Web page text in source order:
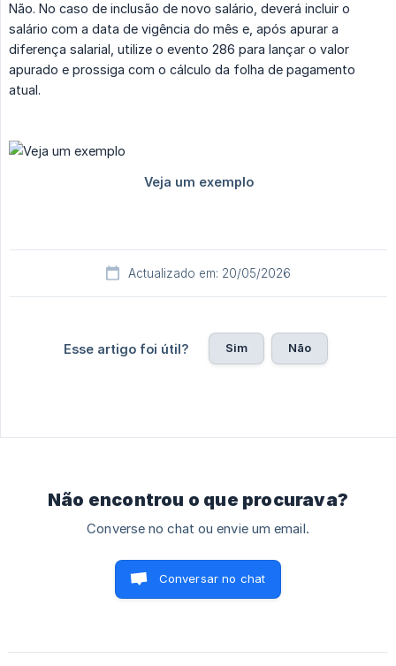
Não. No caso de inclusão de novo salário, deverá incluir o
salário com a data de vigência do mês e, após apurar a
diferença salarial, utilize o evento 286 para lançar o valor
apurado e prossiga com o cálculo da folha de pagamento
atual.
Actualizado em: 20/05/2026
Esse artigo foi útil? Sim Não
Não encontrou o que procurava?
Converse no chat ou envie um email.
Conversar no chat